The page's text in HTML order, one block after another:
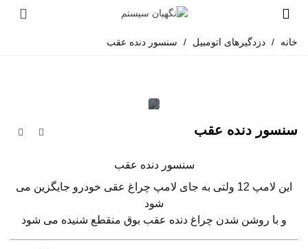
خانه / دزدگیرهای اتومبیل / سنسور دنده عقب
سنسور دنده عقب
سنسور دنده عقب
این لامپ 12 ولتی به جای لامپ چراغ عقی خودرو جایگزین می
شود
و با روشن شدن چراغ دنده عقب بوق منقطع شنیده می شود